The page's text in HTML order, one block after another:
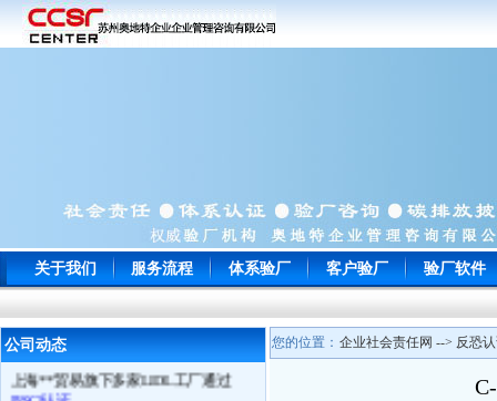
关于我们 服务流程 体系验厂 客户验厂 验厂软件
公司动态
常州**玩具通过ICTI认证
南通**服饰顺利通过WRAP认证
苏州**鞋厂于顺利通过BSCI认证
过EICC认证审核并向我司来电致谢
苏州**工贸顺利通过
上海**贸易旗下多家LIDL工厂通过
BSCI认证
您的位置： 企业社会责任网 --> 反恐